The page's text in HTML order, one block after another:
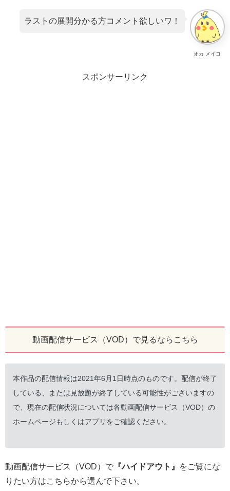
オカ メイコ
ラストの展開分かる方コメント欲しいワ！
スポンサーリンク
動画配信サービス（VOD）で見るならこちら
本作品の配信情報は2021年6月1日時点のものです。配信が終了
している、または見放題が終了している可能性がございますの
で、現在の配信状況については各動画配信サービス（VOD）の
ホームページもしくはアプリをご確認ください。
動画配信サービス（VOD）で 『ハイドアウト』
をご覧にな
りたい方はこちらから選んで下さい。